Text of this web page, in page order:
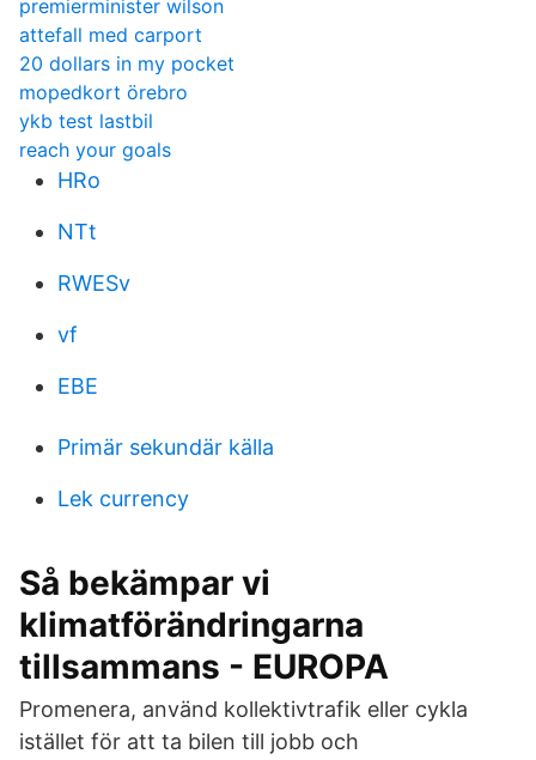
premierminister wilson
attefall med carport
20 dollars in my pocket
mopedkort örebro
ykb test lastbil
reach your goals
HRo
NTt
RWESv
vf
EBE
Primär sekundär källa
Lek currency
Så bekämpar vi
klimatförändringarna
tillsammans - EUROPA
Promenera, använd kollektivtrafik eller cykla
istället för att ta bilen till jobb och